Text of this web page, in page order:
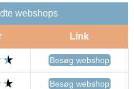
webshops
Link
Besøg webshop
Besøg webshop